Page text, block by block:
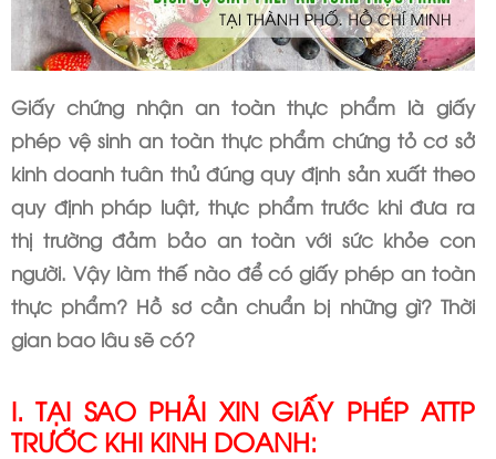
Giấy chứng nhận an toàn thực phẩm là giấy
phép vệ sinh an toàn thực phẩm chứng tỏ cơ sở
kinh doanh tuân thủ đúng quy định sản xuất theo
quy định pháp luật, thực phẩm trước khi đưa ra
thị trường đảm bảo an toàn với sức khỏe con
người. Vậy làm thế nào để có giấy phép an toàn
thực phẩm? Hồ sơ cần chuẩn bị những gì? Thời
gian bao lâu sẽ có?
I. TẠI SAO PHẢI XIN GIẤY PHÉP ATTP
TRƯỚC KHI KINH DOANH: